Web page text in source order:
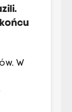
W